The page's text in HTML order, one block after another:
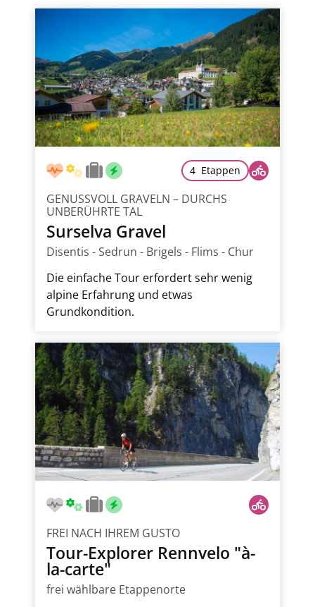
KONDITIONELLER ANSPRUCH
REGION
ANZAHL ETAPPEN
TOUR ART
KINDEFREUNDLICH
4 Etappen
GENUSSVOLL GRAVELN – DURCHS
UNBERÜHRTE TAL
Surselva Gravel
Disentis - Sedrun - Brigels - Flims - Chur
Die einfache Tour erfordert sehr wenig
alpine Erfahrung und etwas
Grundkondition.
FREI NACH IHREM GUSTO
Tour-Explorer Rennvelo "à-
la-carte"
frei wählbare Etappenorte